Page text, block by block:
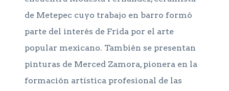
de Metepec cuyo trabajo en barro formó
parte del interés de Frida por el arte
popular mexicano. También se presentan
pinturas de Merced Zamora, pionera en la
formación artística profesional de las